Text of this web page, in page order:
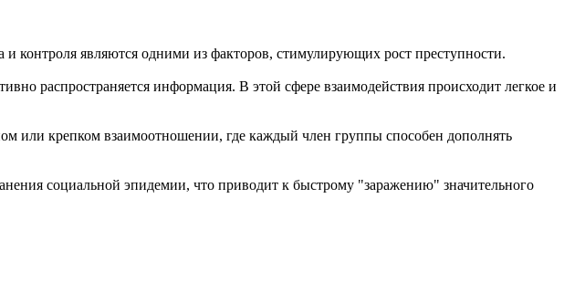
контроля являются одними из факторов, стимулирующих рост преступности.
распространяется информация. В этой сфере взаимодействия происходит легкое и
или крепком взаимоотношении, где каждый член группы способен дополнять
социальной эпидемии, что приводит к быстрому "заражению" значительного